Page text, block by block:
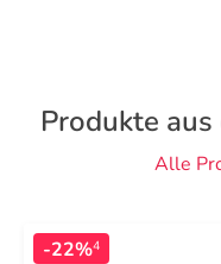
Produkte
Alle
-22%4